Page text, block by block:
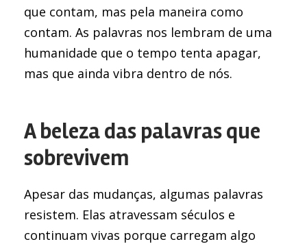
que contam, mas pela maneira como
contam. As palavras nos lembram de uma
humanidade que o tempo tenta apagar,
mas que ainda vibra dentro de nós.
A beleza das palavras que
sobrevivem
Apesar das mudanças, algumas palavras
resistem. Elas atravessam séculos e
continuam vivas porque carregam algo